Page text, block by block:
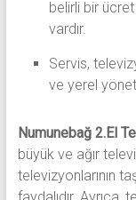
belirli bir
vardır.
Servis,
ve yerel
Numunebağ 2.El
büyük ve ağır
televizyonlarının
faydalıdır. Ayrıca,